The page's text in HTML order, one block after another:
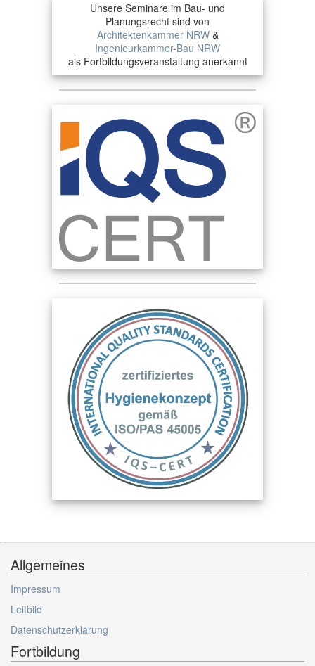
Unsere Seminare im Bau- und
Planungsrecht sind von
Architektenkammer NRW&
Ingenieurkammer-Bau NRW
als Fortbildungsveranstaltung anerkannt
Allgemeines
Impressum
Leitbild
Datenschutzerklärung
Fortbildung